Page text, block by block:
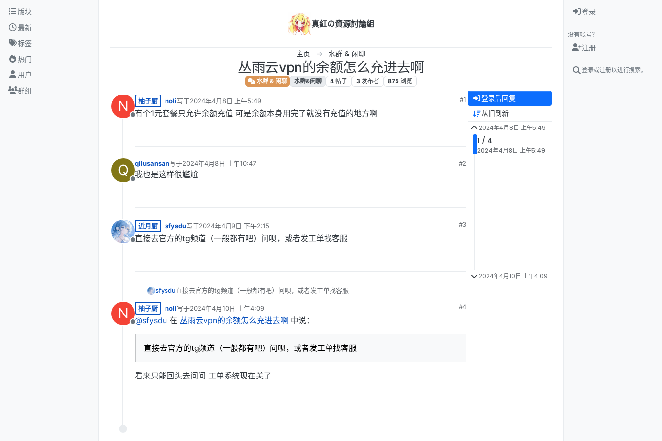
跳转至内容
版块
最新
标签
热门
用户
群组
真紅の資源討論組
主页 水群 & 闲聊
丛雨云vpn的余额怎么充进去啊
水群 & 闲聊 水群&闲聊 4 帖子 3 发布者 875 浏览
N
离线
柚子厨 noli写于2024年4月8日 上午5:49
最后由 编辑
#1
有个1元套餐只允许余额充值 可是余额本身用完了就没有充值的地方啊
Q
离线
qilusansan写于2024年4月8日 上午10:47
最后由 编辑
#2
我也是这样很尴尬
离线
近月厨 sfysdu写于2024年4月9日 下午2:15
最后由 编辑
#3
直接去官方的tg频道（一般都有吧）问呗，或者发工单找客服
sfysdu直接去官方的tg频道（一般都有吧）问呗，或者发工单找客服
N
离线
柚子厨 noli写于2024年4月10日 上午4:09
最后由 编辑
#4
@sfysdu 在 丛雨云vpn的余额怎么充进去啊 中说：
直接去官方的tg频道（一般都有吧）问呗，或者发工单找客服
看来只能回头去问问 工单系统现在关了
登录后回复
从旧到新
2024年4月8日 上午5:49
1 / 4
2024年4月8日 上午5:49
2024年4月10日 上午4:09
登录
没有帐号？
注册
登录或注册以进行搜索。